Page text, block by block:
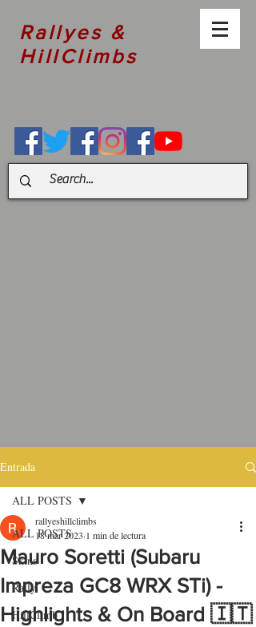
Rallyes &
HillClimbs
Entrada
ALL POSTS
Skins
Rally
HillClimb
ALL POSTS
Mauro Soretti (Subaru
Impreza GC8 WRX STi) -
Highlights & On Board 🇮🇹
rallyeshillclimbs
18 mar 2023 1 min de lectura